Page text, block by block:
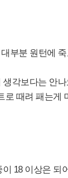
부분 원턴에
각보다는 안
로 때려 패는게
이 18 이상은 되